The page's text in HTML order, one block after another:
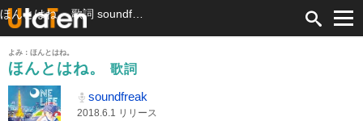
よみ：ほんとはね。
ほんとはね。
歌詞
soundfreak
2018.6.1 リリース